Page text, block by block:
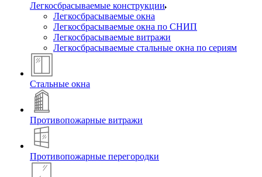
Легкосбрасываемые конструкции
Легкосбрасываемые окна
Легкосбрасываемые окна по СНИП
Легкосбрасываемые витражи
Легкосбрасываемые стальные окна по сериям
Стальные окна
Противопожарные витражи
Противопожарные перегородки